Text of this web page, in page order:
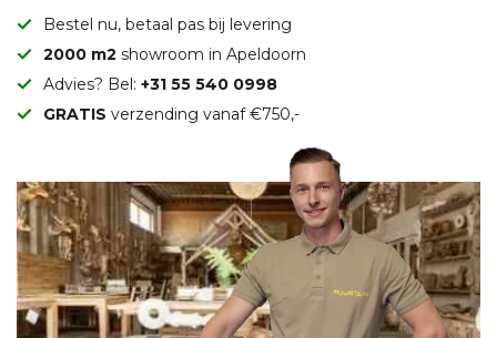
Bestel nu, betaal pas bij levering
2000 m2 showroom in Apeldoorn
Advies? Bel: +31 55 540 0998
GRATIS verzending vanaf €750,-